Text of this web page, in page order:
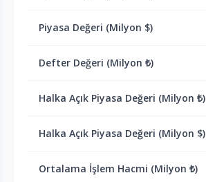
Piyasa Değeri (Milyon $)
Defter Değeri (Milyon ₺)
Halka Açık Piyasa Değeri (Milyon ₺)
Halka Açık Piyasa Değeri (Milyon $)
Ortalama İşlem Hacmi (Milyon ₺)